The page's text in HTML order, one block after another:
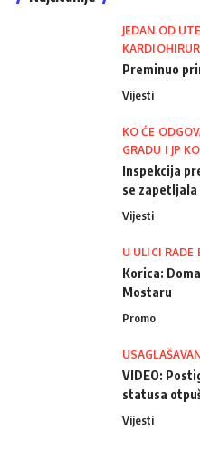
JEDAN OD
Preminuo
Vijesti
KO ĆE
GRADU I JP
Inspekcija
se zapetljala
Vijesti
U ULICI RADE
Korica:
Mostaru
Promo
VIDEO:
statusa
Vijesti